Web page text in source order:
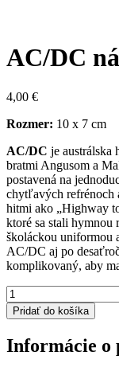
AC/DC
4,00 €
Rozmer: 10 x 7 cm
AC/DC je austrálska
bratmi Angusom a
postavená na
chytľavých refrénoch
hitmi ako „Highway
ktoré sa stali hymnou
školáckou uniformou
AC/DC aj po
komplikovaný, aby
množstvo
AC/DC
nášivka
Pridať do košíka
Informácie o